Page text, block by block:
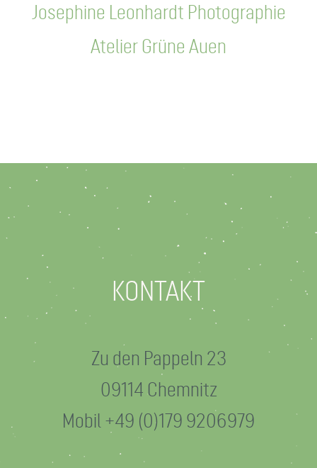
Josephine Leonhardt Photographie
Atelier Grüne Auen
KONTAKT
Zu den Pappeln 23
09114 Chemnitz
Mobil +49 (0)179 9206979